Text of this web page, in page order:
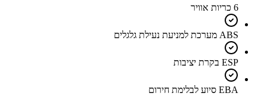
6 כריות אוויר
ABS מערכת למניעת נעילת גלגלים
ESP בקרת יציבות
EBA סיוע לבלימת חירום